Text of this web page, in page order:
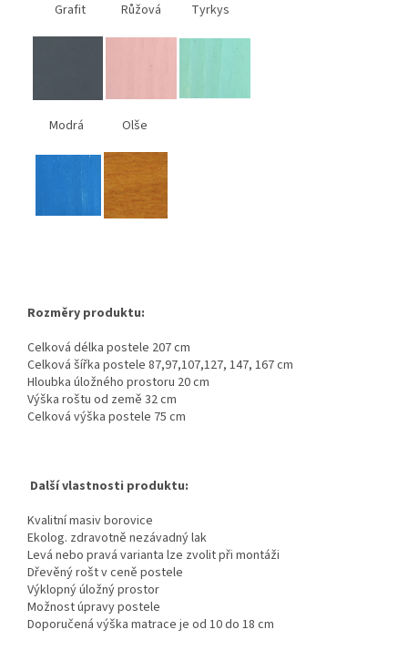
Grafit Růžová Tyrkys
Modrá Olše
Rozměry produktu:
Celková délka postele 207 cm
Celková šířka postele 87,97,107,127, 147, 167 cm
Hloubka úložného prostoru 20 cm
Výška roštu od země 32 cm
Celková výška postele 75 cm
Další vlastnosti produktu:
Kvalitní masiv borovice
Ekolog. zdravotně nezávadný lak
Levá nebo pravá varianta lze zvolit při montáži
Dřevěný rošt v ceně postele
Výklopný úložný prostor
Možnost úpravy postele
Doporučená výška matrace je od 10 do 18 cm